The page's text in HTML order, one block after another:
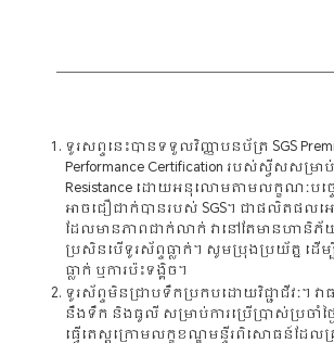
ទូរសព្ទនេះបានទទួលវិញ្ញាបនប័ត្រ SGS
Performance Certification របស់ស្វីសសម្រាប់
Resistance ដោយអនុលោមតាមលក្ខណៈបច្
អាចជឿជាក់បានរបស់ SGS។ ជាផលិតផល
ដែលមានភាពជាក់លាក់ វានៅតែមានហានិភ័
ប្រសិនបើទូរស័ព្ទធ្លាក់។ សូមប្រុងប្រយ័ត្ន ដើម្
ធ្លាក់ ឬការប៉ះទង្គិច។
ទូរស័ព្ទមិនជ្រាបទឹកប្រកបដោយវិជ្ជាជីវៈ។ វ
នឹងទឹក និងធូលី សម្រាប់ការប្រើប្រាស់ប្រចាំថ្ងៃ
ធ្វើតេស្តក្រោមលក្ខខណ្ឌមន្ទីរពិសោធន៍ដែល